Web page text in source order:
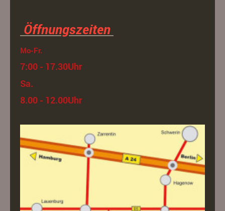
Öffnungszeiten
Mo-Fr.
7:00 - 17.30Uhr
Sa.
8.00 - 12.00Uhr